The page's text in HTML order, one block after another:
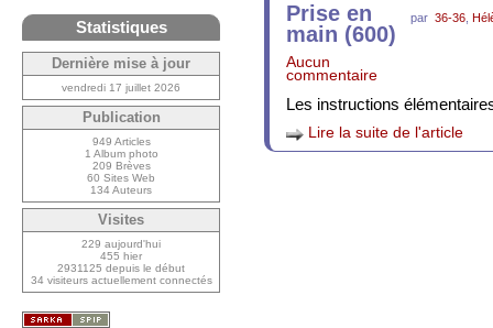
par 36-36
Prise en
main (600)
Aucun
commentaire
Les instructions
Lire la suite de l'article
Statistiques
Dernière mise à jour
vendredi 17 juillet 2026
Publication
949 Articles
1 Album photo
209 Brèves
60 Sites Web
134 Auteurs
Visites
229 aujourd'hui
455 hier
2931125 depuis le début
34 visiteurs actuellement connectés